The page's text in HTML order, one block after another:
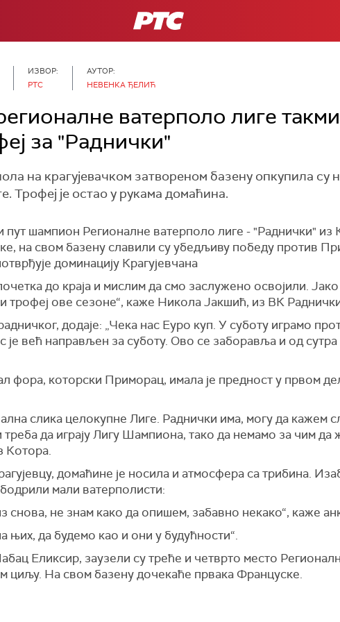
РТС
ИЗВОР:
РТС
АУТОР:
НЕВЕНКА ЂЕЛИЋ
ватерполо лиге
за "Раднички"
на крагујевачком затвореном базену опкупила су
Трофеј је остао у рукама домаћина.
шампион Регионалне ватерполо лиге - "Раднички" из
на свом базену славили су убедљиву победу против
доминацију Крагујевчана
до краја и мислим да смо заслужено освојили.
трофеј ове сезоне“, каже Никола Јакшић, из ВК
додаје: „Чека нас Еуро куп. У суботу играмо
је већ направљен за суботу. Ово се заборавља и од
фора, которски Приморац, имала је предност у првом
слика целокупне Лиге. Раднички има, могу да кажем
треба да играју Лигу Шампиона, тако да немамо за чим
Котора.
домаћине је носила и атмосфера са трибина.
мали ватерполисти:
снова, не знам како да опишем, забавно некако“, каже
њих, да будемо као и они у будућности“.
Еликсир, заузели су треће и четврто место
циљу. На свом базену дочекаће првака Француске.